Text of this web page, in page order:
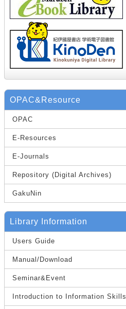
OPAC&Resource
OPAC
E-Resources
E-Journals
Repository (Digital Archives)
GakuNin
Library Information
Users Guide
Manual/Download
Seminar&Event
Introduction to Information Skills